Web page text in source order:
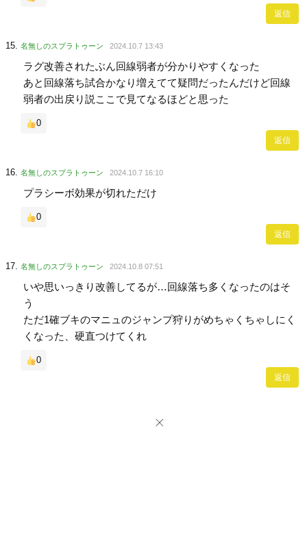
返信
名無しのスプラトゥーン 2024.10.7 13:43
ラグ改善されたぶん回線弱者が分かりやすくなった
あと回線落ち試合かなり増えてて疑問だったんだけど回線
弱者の出戻り説ここで見てなるほどと思った
0
返信
名無しのスプラトゥーン 2024.10.7 16:10
プラシーボ効果が切れただけ
0
返信
名無しのスプラトゥーン 2024.10.8 07:51
いや思いっきり改善してるが…回線落ち多くなったのはそ
う
ただ1確ブキのマニュのジャンプ狩りがめちゃくちゃしにく
くなった、硬直つけてくれ
0
返信